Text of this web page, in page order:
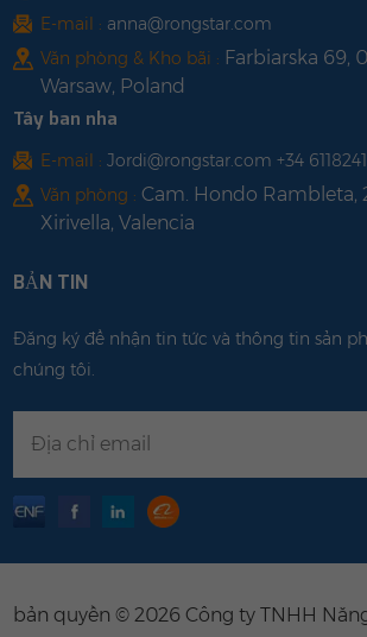
E-mail : anna@rongstar.com
Văn phòng & Kho bãi : Farbiarska 69,
Warsaw, Poland
Tây ban nha
E-mail : Jordi@rongstar.com +34
Văn phòng : Cam. Hondo Rambleta,
Xirivella, Valencia
BẢN TIN
Đăng ký để nhận tin tức và thông tin sản
chúng tôi.
bản quyền © 2026 Công ty TNHH